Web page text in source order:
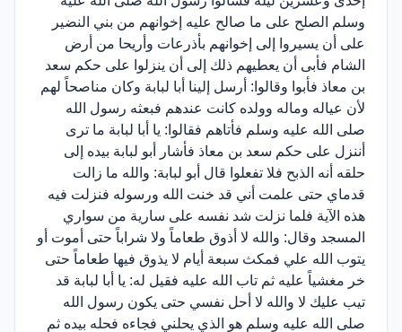
وسلم الصلح على ما صالح عليه إخوانهم من بني النضير
على أن يسيروا إلى إخوانهم بأذرعات وأريحا من أرض
الشام فأبى أن يعطيهم ذلك إلى أن ينزلوا على حكم سعد
بن معاذ فأبوا وقالوا: أرسل إلينا أبا لبابة وكان مناصحاً لهم
لأن عياله وماله وولده كانت عندهم فبعثه رسول الله
صلى الله عليه وسلم فأتاهم فقالوا: يا أبا لبابة ما ترى
أننزل على حكم سعد بن معاذ فأشار أبو لبابة بيده إلى
حلقه أنه الذبح فلا تفعلوا قال أبو لبابة: والله ما زالت
قدماي حتى علمت أني قد خنت الله ورسوله فنزلت فيه
هذه الآية فلما نزلت شد نفسه على سارية من سواري
المسجد وقال: والله لا أذوق طعاماً ولا شراباً حتى أموت أو
يتوب الله علي فمكث سبعة أيام لا يذوق فيها طعاماً حتى
خر مغشياً عليه ثم تاب الله عليه فقيل له: يا أبا لبابة قد
تيب عليك لا والله لا أحل نفسي حتى يكون رسول الله
صلى الله عليه وسلم هو الذي يحلني فجاءه فحله بيده ثم